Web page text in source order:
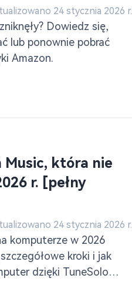
24 stycznia 2026 r.
Dowiedz się,
lub ponownie pobrać
Amazon.
Music, która nie
r. [pełny
24 stycznia 2026 r.
komputerze w 2026
kroki i jak
dzięki TuneSolo